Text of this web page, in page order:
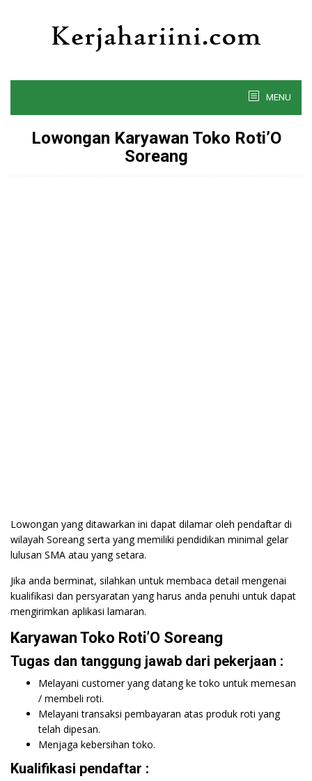
MENU
Lowongan Karyawan Toko Roti’O
Soreang
Lowongan yang ditawarkan ini dapat dilamar oleh pendaftar di
wilayah Soreang serta yang memiliki pendidikan minimal gelar
lulusan SMA atau yang setara.
Jika anda berminat, silahkan untuk membaca detail mengenai
kualifikasi dan persyaratan yang harus anda penuhi untuk dapat
mengirimkan aplikasi lamaran.
Karyawan Toko Roti’O Soreang
Tugas dan tanggung jawab dari pekerjaan :
Melayani customer yang datang ke toko untuk memesan
/ membeli roti.
Melayani transaksi pembayaran atas produk roti yang
telah dipesan.
Menjaga kebersihan toko.
Kualifikasi pendaftar :